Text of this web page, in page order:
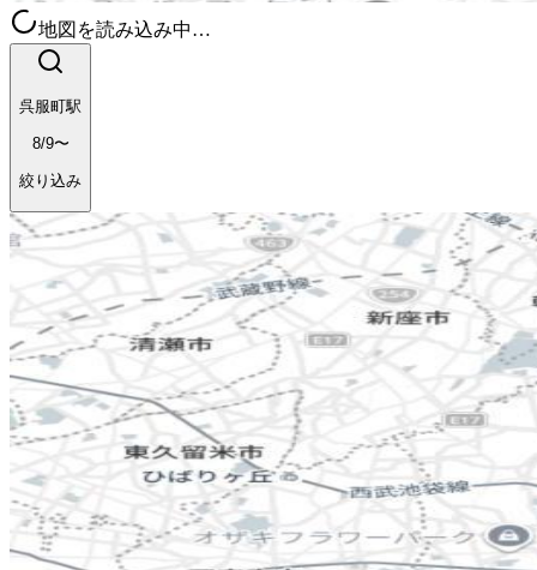
地図を読み込み中…
呉服町駅
8/9〜
絞り込み